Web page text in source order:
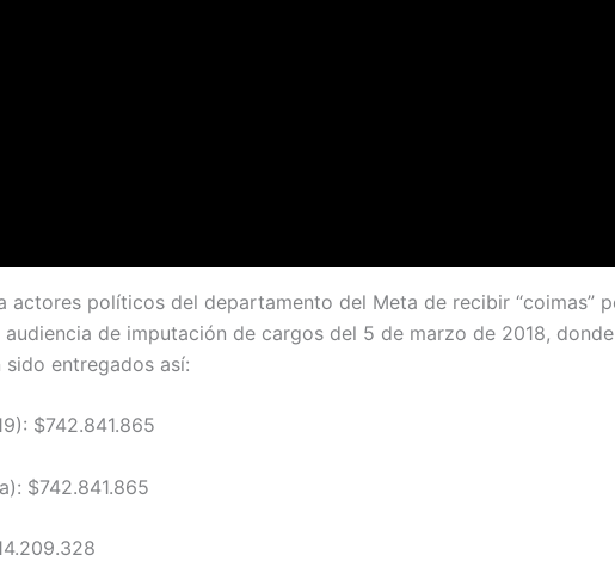
actores políticos del departamento del Meta de recibir “coimas”
de imputación de cargos del 5 de marzo de 2018,
entregados así:
$742.841.865
$742.841.865